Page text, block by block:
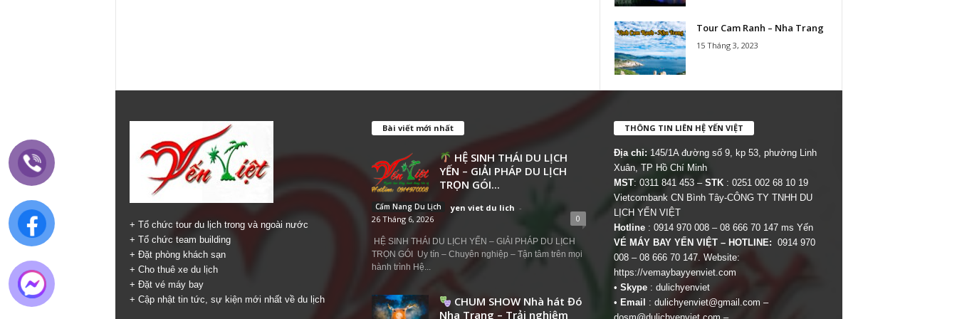
Tour Cam Ranh – Nha Trang
15 Tháng 3, 2023
+ Tổ chức tour du lịch trong và ngoài nước
+ Tổ chức team building
+ Đặt phòng khách sạn
+ Cho thuê xe du lịch
+ Đặt vé máy bay
+ Cập nhật tin tức, sự kiện mới nhất về du lịch
Bài viết mới nhất
HỆ SINH THÁI DU LỊCH
YẾN – GIẢI PHÁP DU LỊCH
TRỌN GÓI...
Cẩm Nang Du Lịch yen viet du lich -
26 Tháng 6, 2026
0
HỆ SINH THÁI DU LỊCH YẾN – GIẢI PHÁP DU LỊCH
TRỌN GÓI Uy tín – Chuyên nghiệp – Tận tâm trên mọi
hành trình Hệ...
CHUM SHOW Nhà hát Đó
Nha Trang – Trải nghiệm
THÔNG TIN LIÊN HỆ YẾN VIỆT
Địa chỉ: 145/1A đường số 9, kp 53, phường Linh
Xuân, TP Hồ Chí Minh
MST: 0311 841 453 – STK: 0251 002 68 10 19
Vietcombank CN Bình Tây-CÔNG TY TNHH DU
LỊCH YẾN VIỆT
Hotline : 0914 970 008 – 08 666 70 147 ms Yến
VÉ MÁY BAY YẾN VIỆT – HOTLINE: 0914 970
008 – 08 666 70 147. Website:
https://vemaybayyenviet.com
• Skype: dulichyenviet
• Email : dulichyenviet@gmail.com –